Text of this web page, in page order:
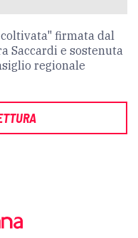
firmata dal
Saccardi e sostenuta
regionale